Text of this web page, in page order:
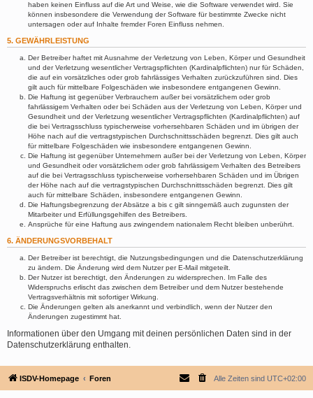
haben keinen Einfluss auf die Art und Weise, wie die Software verwendet wird. Sie
können insbesondere die Verwendung der Software für bestimmte Zwecke nicht
untersagen oder auf Inhalte fremder Foren Einfluss nehmen.
5. GEWÄHRLEISTUNG
Der Betreiber haftet mit Ausnahme der Verletzung von Leben, Körper und Gesundheit
und der Verletzung wesentlicher Vertragspflichten (Kardinalpflichten) nur für Schäden,
die auf ein vorsätzliches oder grob fahrlässiges Verhalten zurückzuführen sind. Dies
gilt auch für mittelbare Folgeschäden wie insbesondere entgangenen Gewinn.
Die Haftung ist gegenüber Verbrauchern außer bei vorsätzlichem oder grob
fahrlässigem Verhalten oder bei Schäden aus der Verletzung von Leben, Körper und
Gesundheit und der Verletzung wesentlicher Vertragspflichten (Kardinalpflichten) auf
die bei Vertragsschluss typischerweise vorhersehbaren Schäden und im übrigen der
Höhe nach auf die vertragstypischen Durchschnittsschäden begrenzt. Dies gilt auch
für mittelbare Folgeschäden wie insbesondere entgangenen Gewinn.
Die Haftung ist gegenüber Unternehmern außer bei der Verletzung von Leben, Körper
und Gesundheit oder vorsätzlichem oder grob fahrlässigem Verhalten des Betreibers
auf die bei Vertragsschluss typischerweise vorhersehbaren Schäden und im Übrigen
der Höhe nach auf die vertragstypischen Durchschnittsschäden begrenzt. Dies gilt
auch für mittelbare Schäden, insbesondere entgangenen Gewinn.
Die Haftungsbegrenzung der Absätze a bis c gilt sinngemäß auch zugunsten der
Mitarbeiter und Erfüllungsgehilfen des Betreibers.
Ansprüche für eine Haftung aus zwingendem nationalem Recht bleiben unberührt.
6. ÄNDERUNGSVORBEHALT
Der Betreiber ist berechtigt, die Nutzungsbedingungen und die Datenschutzerklärung
zu ändern. Die Änderung wird dem Nutzer per E-Mail mitgeteilt.
Der Nutzer ist berechtigt, den Änderungen zu widersprechen. Im Falle des
Widerspruchs erlischt das zwischen dem Betreiber und dem Nutzer bestehende
Vertragsverhältnis mit sofortiger Wirkung.
Die Änderungen gelten als anerkannt und verbindlich, wenn der Nutzer den
Änderungen zugestimmt hat.
Informationen über den Umgang mit deinen persönlichen Daten sind in der
Datenschutzerklärung enthalten.
ISDV-Homepage Foren Alle Zeiten sind UTC+02:00